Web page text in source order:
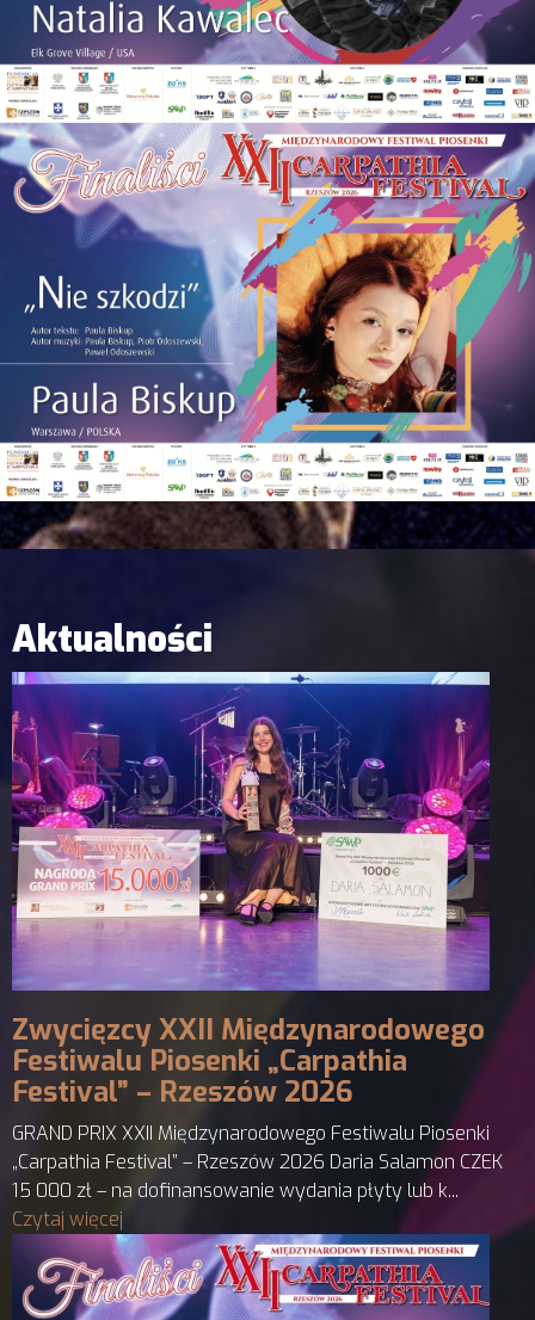
Aktualności
Zwycięzcy XXII Międzynarodowego
Festiwalu Piosenki „Carpathia
Festival” – Rzeszów 2026
GRAND PRIX XXII Międzynarodowego Festiwalu Piosenki
„Carpathia Festival” – Rzeszów 2026 Daria Salamon CZEK
15 000 zł – na dofinansowanie wydania płyty lub k...
Czytaj więcej